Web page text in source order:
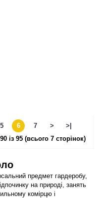
5 6 7 >
>|
із 95 (всього 7 сторінок)
предмет гардеробу,
на природі, занять
комірцю і